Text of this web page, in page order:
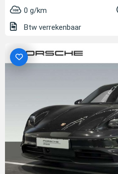
0 g/km
Btw verrekenbaar